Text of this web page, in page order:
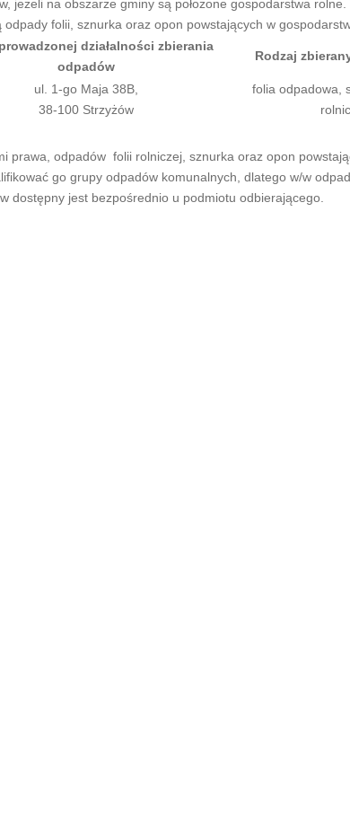
jeżeli na obszarze gminy są położone gospodarstwa
folii, sznurka oraz opon powstających w
działalności zbierania
odpadów
Rodzaj
ul. 1-go Maja 38B,
38-100 Strzyżów
folia odpadowa,
prawa, odpadów folii rolniczej, sznurka oraz opon
go grupy odpadów komunalnych, dlatego w/w
dostępny jest bezpośrednio u podmiotu odbierającego.